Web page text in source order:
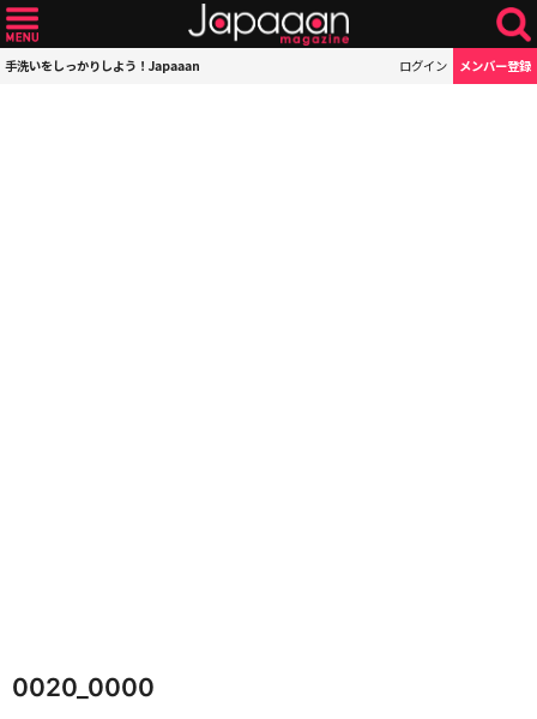
手洗いをしっかりしよう！Japaaan ログイン メンバー登録
0020_0000